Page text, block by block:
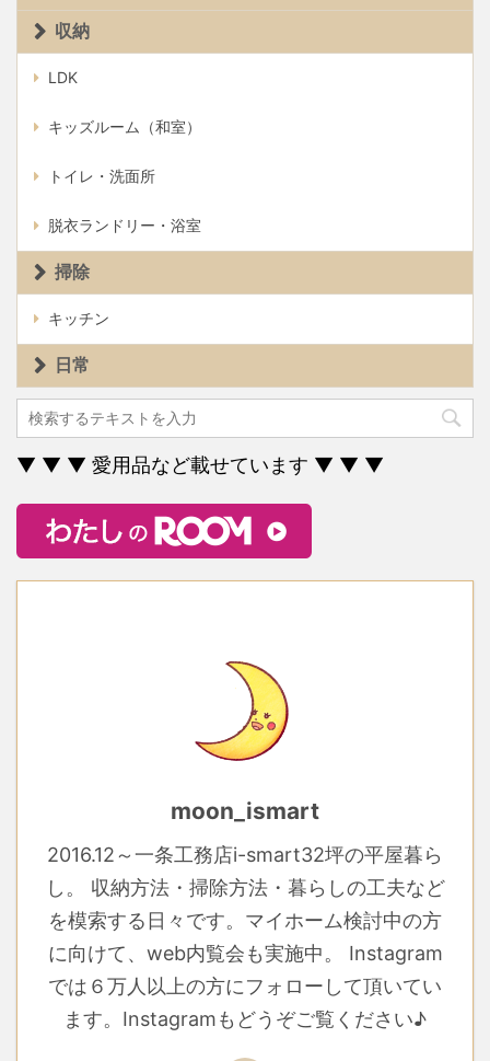
収納
LDK
キッズルーム（和室）
トイレ・洗面所
脱衣ランドリー・浴室
掃除
キッチン
日常
▼ ▼ ▼ 愛用品など載せています ▼ ▼ ▼
moon_ismart
2016.12～一条工務店i-smart32坪の平屋暮ら
し。 収納方法・掃除方法・暮らしの工夫など
を模索する日々です。マイホーム検討中の方
に向けて、web内覧会も実施中。 Instagram
では６万人以上の方にフォローして頂いてい
ます。Instagramもどうぞご覧ください♪